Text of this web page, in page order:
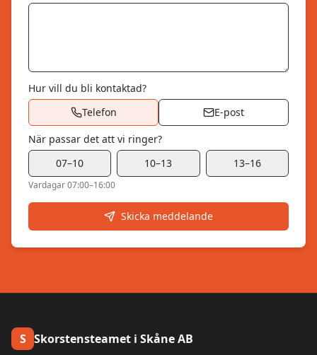
Hur vill du bli kontaktad?
Telefon
E-post
När passar det att vi ringer?
07–10
10–13 13–16
Vardagar 07:00–16:00
Skicka meddelande
S Skorstensteamet i Skåne AB